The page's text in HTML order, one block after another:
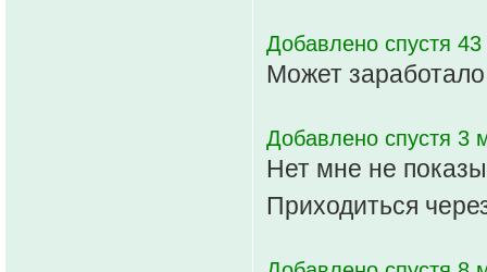
Добавлено спустя
Может
Добавлено спустя 3
Нет мне не
Приходиться